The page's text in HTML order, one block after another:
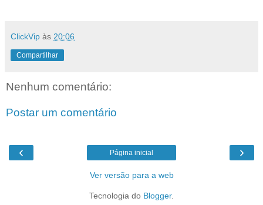
ClickVip às 20:06
Compartilhar
Nenhum comentário:
Postar um comentário
‹ ›
Página inicial
Ver versão para a web
Tecnologia do Blogger.